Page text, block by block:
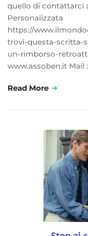
quello di contattarci
Personalizzata
https://
trovi-questa-scritta-
un-rimborso-
www.assoben.it Mail
Read More